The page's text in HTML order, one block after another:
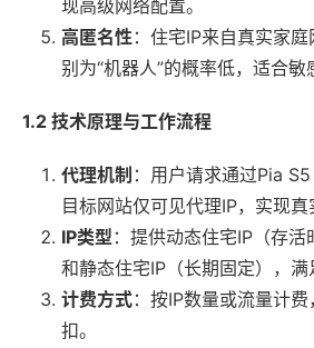
现高级网络配置。
高匿名性 ：住宅IP来自真实家
别为“机器人”的概率低，适合敏
1.2 技术原理与工作流程
代理机制 ：用户请求通过Pia
目标网站仅可见代理IP，实现真
IP类型 ：提供动态住宅IP（存活
和静态住宅IP（长期固定），满
计费方式：按IP数量或流量计
扣。